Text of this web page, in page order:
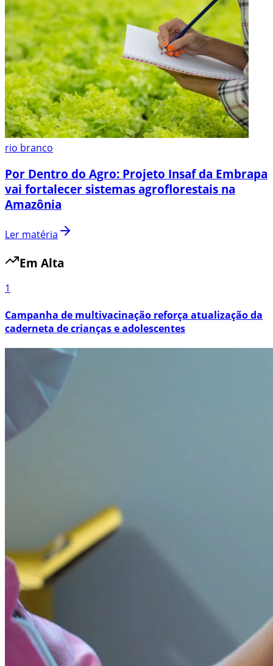
rio branco
Por Dentro do Agro: Projeto Insaf da Embrapa
vai fortalecer sistemas agroflorestais na
Amazônia
Ler matéria
Em Alta
1
Campanha de multivacinação reforça atualização da
caderneta de crianças e adolescentes